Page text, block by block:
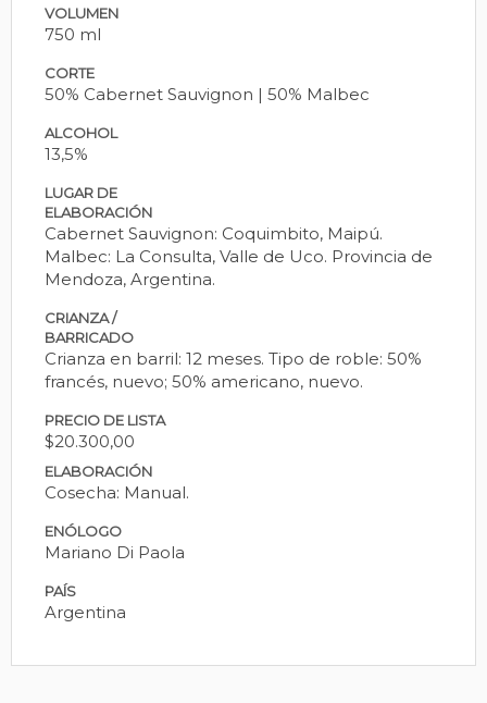
VOLUMEN
750 ml
CORTE
50% Cabernet Sauvignon | 50% Malbec
ALCOHOL
13,5%
LUGAR DE
ELABORACIÓN
Cabernet Sauvignon: Coquimbito, Maipú.
Malbec: La Consulta, Valle de Uco. Provincia de
Mendoza, Argentina.
CRIANZA /
BARRICADO
Crianza en barril: 12 meses. Tipo de roble: 50%
francés, nuevo; 50% americano, nuevo.
PRECIO DE LISTA
$20.300,00
ELABORACIÓN
Cosecha: Manual.
ENÓLOGO
Mariano Di Paola
PAÍS
Argentina